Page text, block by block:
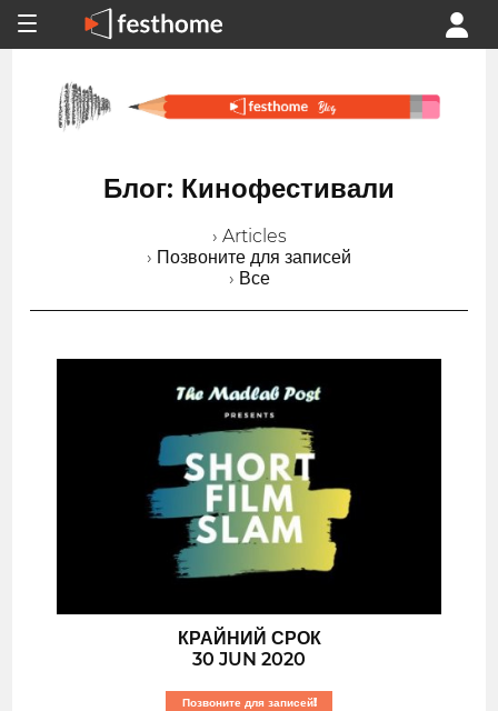
Блог: Кинофестивали
› Articles
› Позвоните для записей
› Все
КРАЙНИЙ СРОК
30 JUN 2020
Позвоните для записей!